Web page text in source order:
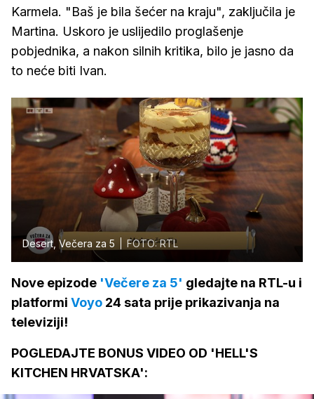
Karmela. "Baš je bila šećer na kraju", zaključila je
Martina. Uskoro je uslijedilo proglašenje
pobjednika, a nakon silnih kritika, bilo je jasno da
to neće biti Ivan.
Desert, Večera za 5 FOTO: RTL
Nove epizode 'Večere za 5' gledajte na RTL-u i
platformi Voyo 24 sata prije prikazivanja na
televiziji!
POGLEDAJTE BONUS VIDEO OD 'HELL'S
KITCHEN HRVATSKA':